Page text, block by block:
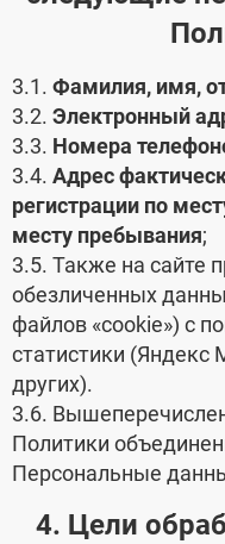
3.1. Фамилия, имя,
3.2. Электронный
3.3. Номера
3.4. Адрес
регистрации по
месту пребывания;
3.5. Также на сайте
обезличенных
файлов «cookie») с
статистики (Яндекс
других).
3.6.
Политики
Персональные
4. Цели